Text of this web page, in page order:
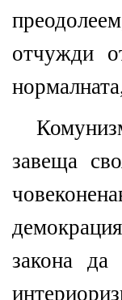
отчужди
нормалната
завеща
закона да